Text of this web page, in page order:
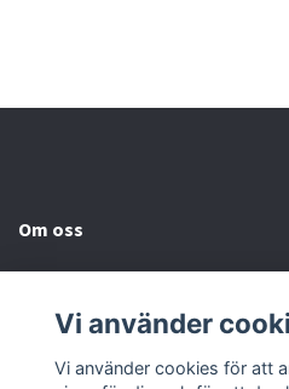
Om oss
Kontakta oss
Vi använder
Vi använder cookies för att